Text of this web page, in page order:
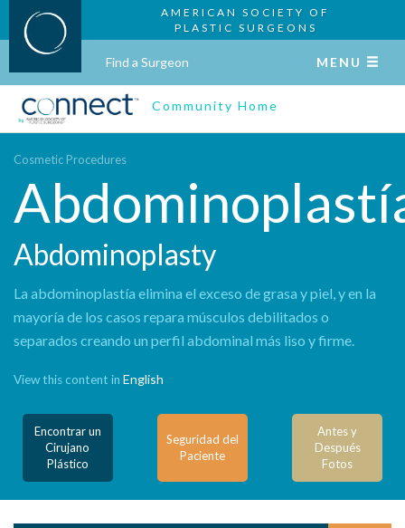
AMERICAN SOCIETY OF
PLASTIC SURGEONS
Find a Surgeon MENU
Community Home
Cosmetic Procedures
Abdominoplasty
La abdominoplastía elimina el exceso de grasa y piel, y en la
mayoría de los casos repara músculos debilitados o
separados creando un perfil abdominal más liso y firme.
View this content in English
Encontrar un
Cirujano
Plástico
Seguridad del
Paciente
Antes y
Después
Fotos